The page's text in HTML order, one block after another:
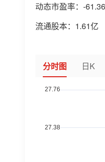
动态市盈率： -61.36
流通股本： 1.61亿
分时图 日K